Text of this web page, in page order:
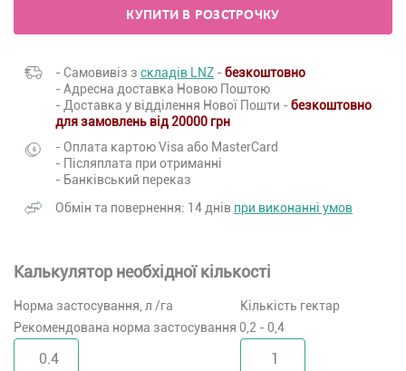
КУПИТИ В РОЗСТРОЧКУ
- Самовивіз з складів LNZ - безкоштовно
- Адресна доставка Новою Поштою
- Доставка у відділення Нової Пошти - безкоштовно
для замовлень від 20000 грн
- Оплата картою Visa або MasterCard
- Післяплата при отриманні
- Банківський переказ
Обмін та повернення: 14 днів при виконанні умов
Калькулятор необхідної кількості
Норма застосування, л /га
Кількість гектар
Рекомендована норма застосування 0,2 - 0,4